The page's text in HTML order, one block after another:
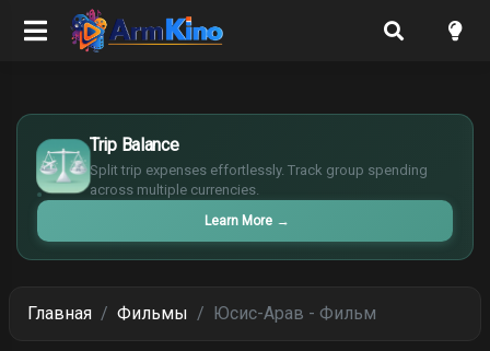
Trip Balance
Split trip expenses effortlessly. Track group spending
across multiple currencies.
Learn More →
$
€
¥
£
Главная Фильмы Юсис-Арав - Фильм